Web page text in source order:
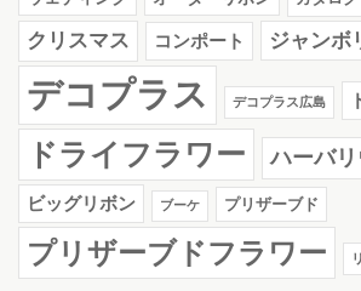
クリスマス コンポート ジャンボ
デコプラス デコプラス広島
ドライフラワー ハーバ
ビッグリボン ブーケ プリザーブド
プリザーブドフラワー